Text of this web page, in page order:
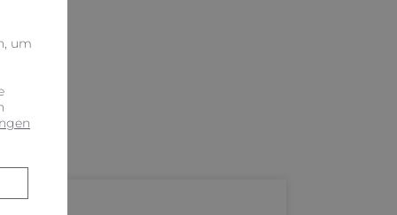
um